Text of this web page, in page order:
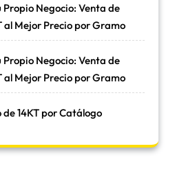
Propio Negocio: Venta de
al Mejor Precio por Gramo
Propio Negocio: Venta de
al Mejor Precio por Gramo
14KT por Catálogo